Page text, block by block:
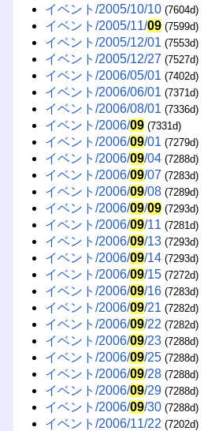
イベント/2005/10/10 (7604d)
イベント/2005/11/09 (7599d)
イベント/2005/12/01 (7553d)
イベント/2005/12/27 (7527d)
イベント/2006/05/01 (7402d)
イベント/2006/06/01 (7371d)
イベント/2006/08/01 (7336d)
イベント/2006/09 (7331d)
イベント/2006/09/01 (7279d)
イベント/2006/09/04 (7288d)
イベント/2006/09/07 (7283d)
イベント/2006/09/08 (7289d)
イベント/2006/09/09 (7293d)
イベント/2006/09/11 (7281d)
イベント/2006/09/13 (7293d)
イベント/2006/09/14 (7293d)
イベント/2006/09/15 (7272d)
イベント/2006/09/16 (7283d)
イベント/2006/09/21 (7282d)
イベント/2006/09/22 (7282d)
イベント/2006/09/23 (7288d)
イベント/2006/09/25 (7288d)
イベント/2006/09/28 (7288d)
イベント/2006/09/29 (7288d)
イベント/2006/09/30 (7288d)
イベント/2006/11/22 (7202d)